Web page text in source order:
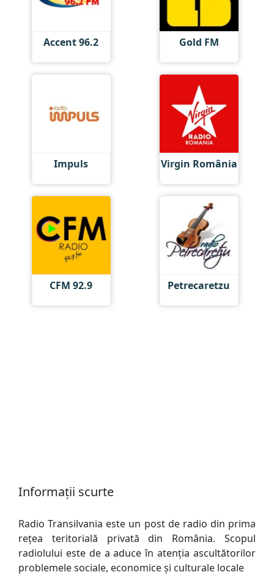
Accent 96.2 Gold FM
Impuls Virgin România
CFM 92.9 Petrecaretzu
Informații scurte
Radio Transilvania este un post de radio din prima
rețea teritorială privată din România. Scopul
radiolului este de a aduce în atenția ascultătorilor
problemele sociale, economice și culturale locale